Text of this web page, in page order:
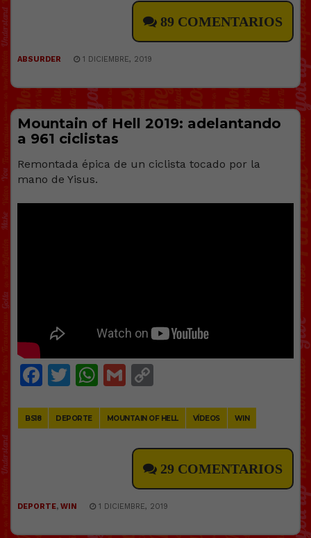
89 COMENTARIOS
ABSURDER 1 DICIEMBRE, 2019
Mountain of Hell 2019: adelantando
a 961 ciclistas
Remontada épica de un ciclista tocado por la
mano de Yisus.
Facebook
Twitter
WhatsApp
Gmail
BS18 DEPORTE MOUNTAIN OF HELL VÍDEOS WIN
29 COMENTARIOS
DEPORTE, WIN 1 DICIEMBRE, 2019